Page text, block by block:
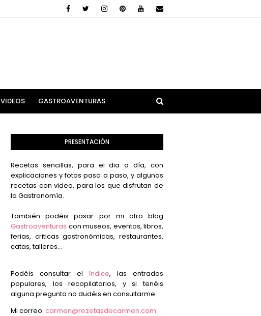
VIDEOS GASTROAVENTURAS
PRESENTACIÓN
Recetas sencillas, para el dia a día, con
explicaciones y fotos paso a paso, y algunas
recetas con video, para los que disfrutan de
la Gastronomía.
También podéis pasar por mi otro blog
Gastroaventuras con museos, eventos, libros,
ferias, criticas gastronómicas, restaurantes,
catas, talleres...
Podéis consultar el índice, las entradas
populares, los recopilatorios, y si tenéis
alguna pregunta no dudéis en consultarme.
Mi correo: carmen@rezetasdecarmen.com